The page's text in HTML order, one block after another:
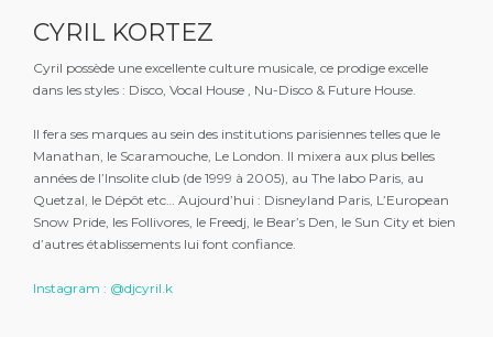
CYRIL KORTEZ
Cyril possède une excellente culture musicale, ce prodige excelle
dans les styles : Disco, Vocal House , Nu-Disco & Future House.
Il fera ses marques au sein des institutions parisiennes telles que le
Manathan, le Scaramouche, Le London. Il mixera aux plus belles
années de l’Insolite club (de 1999 à 2005), au The labo Paris, au
Quetzal, le Dépôt etc… Aujourd’hui : Disneyland Paris, L’European
Snow Pride, les Follivores, le Freedj, le Bear’s Den, le Sun City et bien
d’autres établissements lui font confiance.
Instagram : @djcyril.k